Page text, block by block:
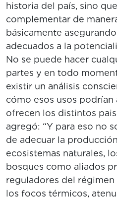
historia del país, sino
complementar de
básicamente
adecuados a la
No se puede hacer
partes y en todo
existir un análisis
cómo esos usos
ofrecen los distintos
agregó: “Y para eso no
de adecuar la
ecosistemas naturales,
bosques como aliados
reguladores del
los focos térmicos,